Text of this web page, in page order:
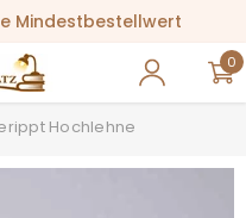
Mindestbestellwert
0
0
Hochlehne